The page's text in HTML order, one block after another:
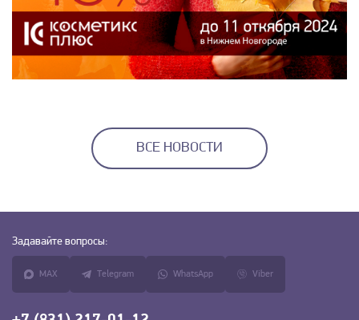
ВСЕ НОВОСТИ
Задавайте вопросы:
MAX Telegram WhatsApp Viber